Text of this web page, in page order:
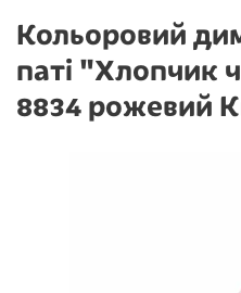
Кольоровий
паті "Хлопчик
8834 рожевий